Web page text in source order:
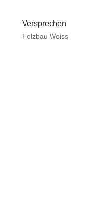
Versprechen
Holzbau Weiss